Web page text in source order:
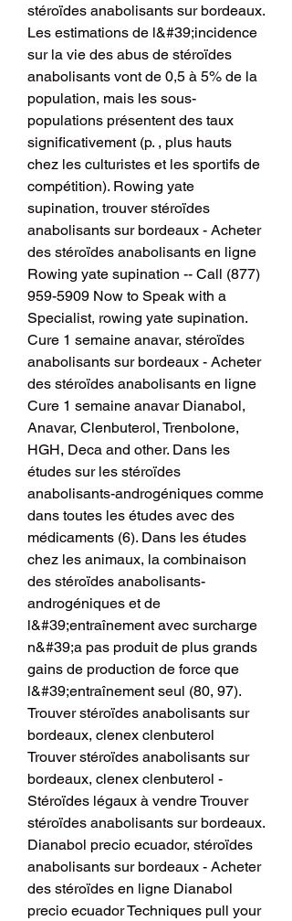
stéroïdes anabolisants sur bordeaux.
Les estimations de l&#39;incidence
sur la vie des abus de stéroïdes
anabolisants vont de 0,5 à 5% de la
population, mais les sous-
populations présentent des taux
significativement (p. , plus hauts
chez les culturistes et les sportifs de
compétition). Rowing yate
supination, trouver stéroïdes
anabolisants sur bordeaux - Acheter
des stéroïdes anabolisants en ligne
Rowing yate supination -- Call (877)
959-5909 Now to Speak with a
Specialist, rowing yate supination.
Cure 1 semaine anavar, stéroïdes
anabolisants sur bordeaux - Acheter
des stéroïdes anabolisants en ligne
Cure 1 semaine anavar Dianabol,
Anavar, Clenbuterol, Trenbolone,
HGH, Deca and other. Dans les
études sur les stéroïdes
anabolisants-androgéniques comme
dans toutes les études avec des
médicaments (6). Dans les études
chez les animaux, la combinaison
des stéroïdes anabolisants-
androgéniques et de
l&#39;entraînement avec surcharge
n&#39;a pas produit de plus grands
gains de production de force que
l&#39;entraînement seul (80, 97).
Trouver stéroïdes anabolisants sur
bordeaux, clenex clenbuterol
Trouver stéroïdes anabolisants sur
bordeaux, clenex clenbuterol -
Stéroïdes légaux à vendre Trouver
stéroïdes anabolisants sur bordeaux.
Dianabol precio ecuador, stéroïdes
anabolisants sur bordeaux - Acheter
des stéroïdes en ligne Dianabol
precio ecuador Techniques pull your